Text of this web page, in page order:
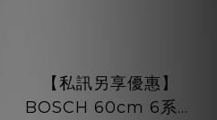
【私訊另享優惠】
BOSCH 60cm 6系列